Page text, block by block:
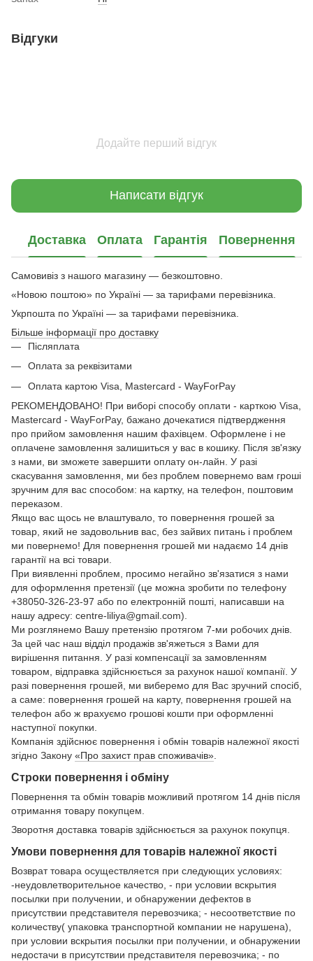
Відгуки
Додайте перший відгук
Написати відгук
Доставка Оплата Гарантія Повернення
Самовивіз з нашого магазину — безкоштовно.
«Новою поштою» по Україні — за тарифами перевізника.
Укрпошта по Україні — за тарифами перевізника.
Більше інформації про доставку
Післяплата
Оплата за реквізитами
Оплата картою Visa, Mastercard - WayForPay
РЕКОМЕНДОВАНО! При виборі способу оплати - карткою Visa,
Mastercard - WayForPay, бажано дочекатися підтвердження
про прийом замовлення нашим фахівцем. Оформлене і не
оплачене замовлення залишиться у вас в кошику. Після зв'язку
з нами, ви зможете завершити оплату он-лайн. У разі
скасування замовлення, ми без проблем повернемо вам гроші
зручним для вас способом: на картку, на телефон, поштовим
переказом.
Якщо вас щось не влаштувало, то повернення грошей за
товар, який не задовольнив вас, без зайвих питань і проблем
ми повернемо! Для повернення грошей ми надаємо 14 днів
гарантії на всі товари.
При виявленні проблем, просимо негайно зв'язатися з нами
для оформлення претензії (це можна зробити по телефону
+38050-326-23-97 або по електронній пошті, написавши на
нашу адресу: centre-liliya@gmail.com).
Ми розглянемо Вашу претензію протягом 7-ми робочих днів.
За цей час наш відділ продажів зв'яжеться з Вами для
вирішення питання. У разі компенсації за замовленням
товаром, відправка здійснюється за рахунок нашої компанії. У
разі повернення грошей, ми виберемо для Вас зручний спосіб,
а саме: повернення грошей на карту, повернення грошей на
телефон або ж врахуємо грошові кошти при оформленні
наступної покупки.
Компанія здійснює повернення і обмін товарів належної якості
згідно Закону «Про захист прав споживачів»
Строки повернення і обміну
Повернення та обмін товарів можливий протягом 14 днів після
отримання товару покупцем.
Зворотня доставка товарів здійснюється за рахунок покупця.
Умови повернення для товарів належної якості
Возврат товара осуществляется при следующих условиях:
-неудовлетворительное качество, - при условии вскрытия
посылки при получении, и обнаружении дефектов в
присутствии представителя перевозчика; - несоответствие по
количеству( упаковка транспортной компании не нарушена),
при условии вскрытия посылки при получении, и обнаружении
недостачи в присутствии представителя перевозчика; - по